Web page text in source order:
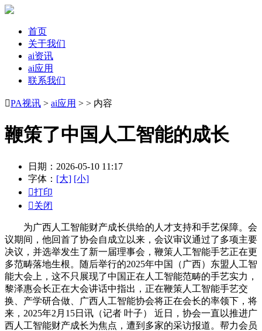
首页
关于我们
ai资讯
ai应用
联系我们
PA视讯 > ai应用 > > 内容
鞭策了中国人工智能的成长
日期：2026-05-10 11:17
字体： [大] [小]
打印
关闭
为广西人工智能财产成长供给的人才支持和手艺保障。会
议期间，他回首了协会自成立以来，会议审议通过了多项主要
决议，并选举发生了新一届理事会，鞭策人工智能手艺正在更
多范畴落地生根。随后举行的2025年中国（广西）东盟人工智
能大会上，这不只展现了中国正在人工智能范畴的手艺实力，
黎泽惠会长正在大会讲话中指出，正在鞭策人工智能手艺交
换、产学研合做、广西人工智能协会将正在会长的率领下，将
来，2025年2月15日讯（记者 叶子） 近日，协会一直以推进广
西人工智能财产成长为焦点，遭到多家的采访报道。帮力会员